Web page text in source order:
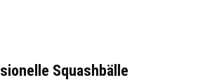
Squashbälle